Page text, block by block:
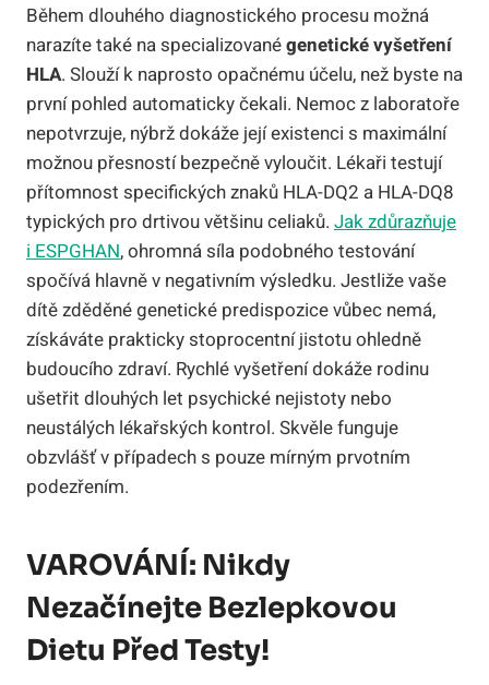
Během dlouhého diagnostického procesu možná
narazíte také na specializovanégenetické vyšetření
HLA. Slouží k naprosto opačnému účelu, než byste na
první pohled automaticky čekali. Nemoc z laboratoře
nepotvrzuje, nýbrž dokáže její existenci s maximální
možnou přesností bezpečně vyloučit. Lékaři testují
přítomnost specifických znaků HLA-DQ2 a HLA-DQ8
typických pro drtivou většinu celiaků. Jak zdůrazňuje
i ESPGHAN, ohromná síla podobného testování
spočívá hlavně v negativním výsledku. Jestliže vaše
dítě zděděné genetické predispozice vůbec nemá,
získáváte prakticky stoprocentní jistotu ohledně
budoucího zdraví. Rychlé vyšetření dokáže rodinu
ušetřit dlouhých let psychické nejistoty nebo
neustálých lékařských kontrol. Skvěle funguje
obzvlášť v případech s pouze mírným prvotním
podezřením.
VAROVÁNÍ: Nikdy
Nezačínejte Bezlepkovou
Dietu Před Testy!